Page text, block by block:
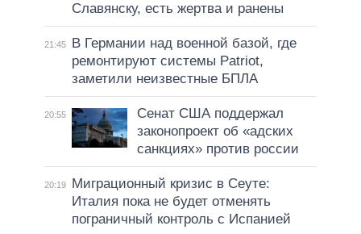
Славянску, есть жертва и ранены
21:45
В Германии над военной базой, где
ремонтируют системы Patriot,
заметили неизвестные БПЛА
20:55
Сенат США поддержал
законопроект об «адских
санкциях» против россии
20:19
Миграционный кризис в Сеуте:
Италия пока не будет отменять
пограничный контроль с Испанией